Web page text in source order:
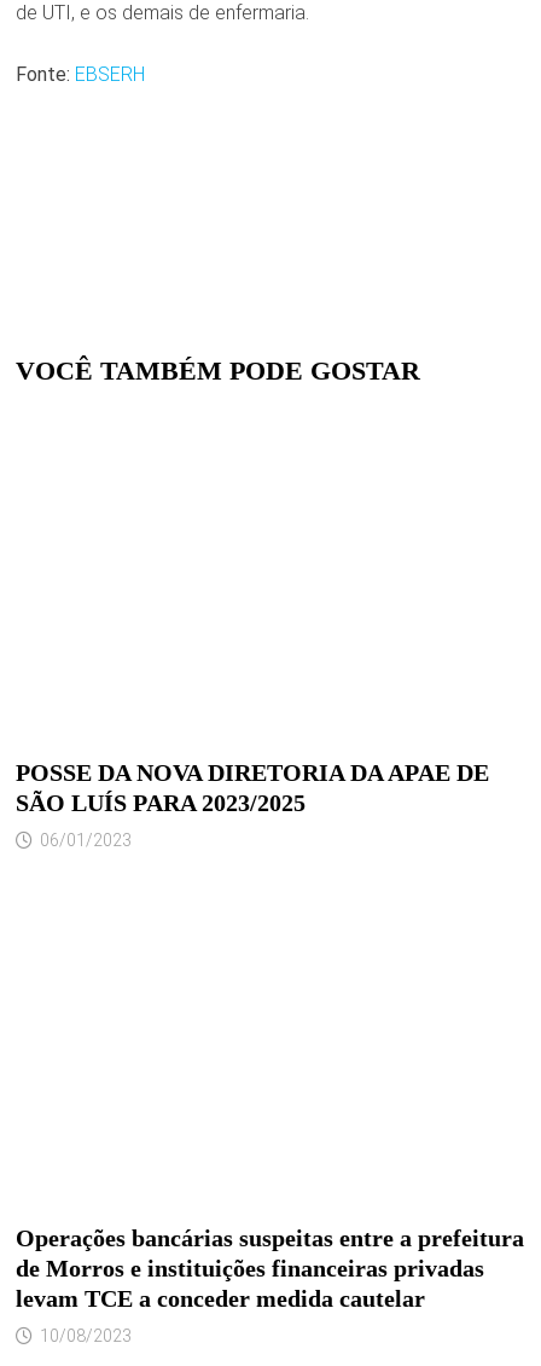
de UTI, e os demais de enfermaria.
Fonte: EBSERH
VOCÊ TAMBÉM PODE GOSTAR
POSSE DA NOVA DIRETORIA DA APAE DE
SÃO LUÍS PARA 2023/2025
06/01/2023
Operações bancárias suspeitas entre a prefeitura
de Morros e instituições financeiras privadas
levam TCE a conceder medida cautelar
10/08/2023